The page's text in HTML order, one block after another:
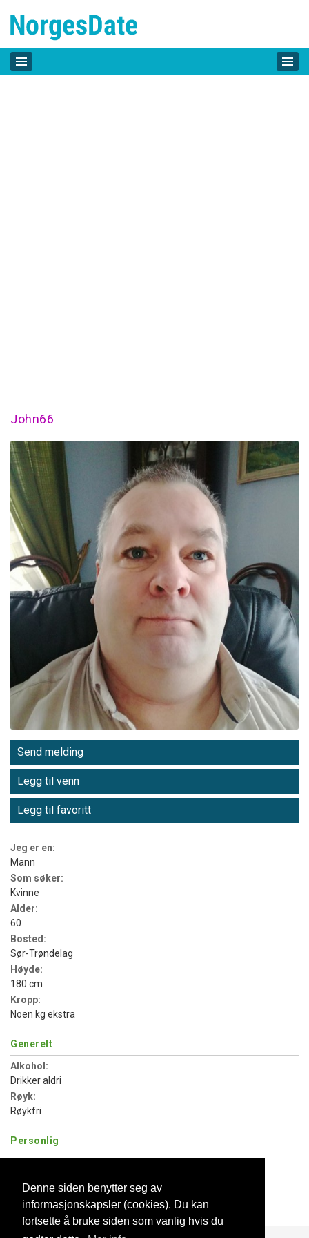
Denne siden benytter seg av
informasjonskapsler (cookies). Du kan
fortsette å bruke siden som vanlig hvis du
John66
Send melding
Legg til venn
Legg til favoritt
Jeg er en:
Mann
Som søker:
Kvinne
Alder:
60
Bosted:
Sør-Trøndelag
Høyde:
180 cm
Kropp:
Noen kg ekstra
Generelt
Alkohol:
Drikker aldri
Røyk:
Røykfri
Personlig
Vil ha barn:
Ønsker ikke barn